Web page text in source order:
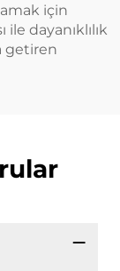
için
dayanıklılık
getiren